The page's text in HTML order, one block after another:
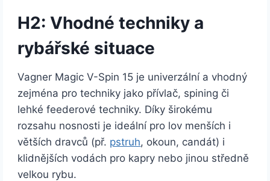
H2: Vhodné techniky a
rybářské situace
Vagner Magic V-Spin 15 je univerzální a vhodný
zejména pro techniky jako přívlač, spining či
lehké feederové techniky. Díky širokému
rozsahu nosnosti je ideální pro lov menších i
větších dravců (př. pstruh, okoun, candát) i
klidnějších vodách pro kapry nebo jinou středně
velkou rybu.